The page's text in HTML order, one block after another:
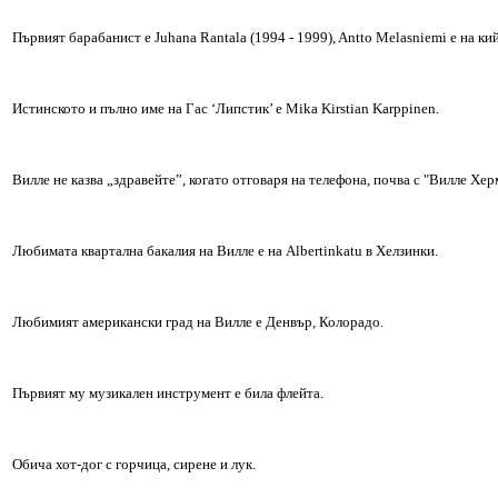
Първият барабанист е Juhana Rantala (1994 - 1999), Antto Melasniemi е на
Истинското и пълно име на Гас ‘Липстик’ е Mika Kirstian Karppinen.
Виллe не казва „здравейте”, когато отговаря на телефона, почва с "Вилле
Любимата квартална бакалия на Виллe е на Albertinkatu в Хелзинки.
Любимият американски град на Виллe е Денвър, Колорадо.
Първият му музикален инструмент е била флейта.
Обича хот-дог с горчица, сирене и лук.